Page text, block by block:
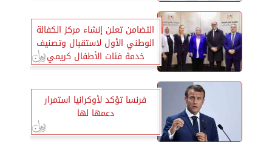
التضامن تعلن إنشاء مركز الكفالة
الوطني الأول لاستقبال وتصنيف
خدمة فئات الأطفال كريمي
النسب
فرنسا تؤكد لأوكرانيا استمرار
دعمها لها